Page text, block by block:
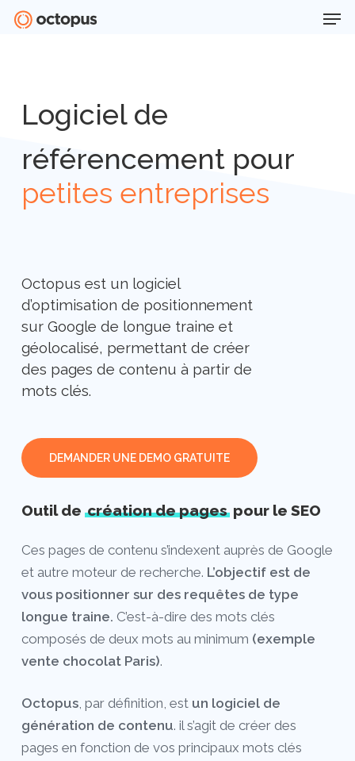
Skip
Logiciel de
référencement pour
petites entreprises
Octopus est un logiciel
d’optimisation de positionnement
sur Google de longue traine et
géolocalisé, permettant de créer
des pages de contenu à partir de
mots clés.
DEMANDER UNE DEMO GRATUITE
Outil de création de pagespour le SEO
Ces pages de contenu s’indexent auprès de Google
et autre moteur de recherche. L’objectif est de
vous positionner sur des requêtes de type
longue traine. C’est-à-dire des mots clés
composés de deux mots au minimum (exemple
vente chocolat Paris).
Octopus, par définition, est un logiciel de
génération de contenu. il s’agit de créer des
pages en fonction de vos principaux mots clés